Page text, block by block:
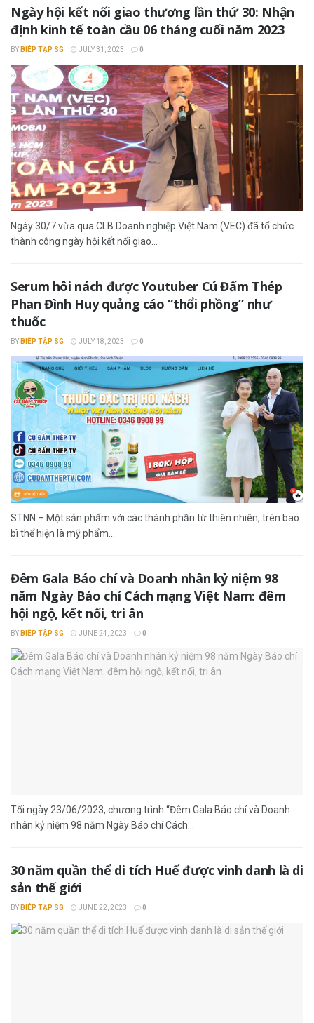
Ngày hội kết nối giao thương lần thứ 30: Nhận
định kinh tế toàn cầu 06 tháng cuối năm 2023
BY BIÊP TẬP SG JULY 31, 2023 0
Ngày 30/7 vừa qua CLB Doanh nghiệp Việt Nam (VEC) đã tổ chức
thành công ngày hội kết nối giao...
Serum hôi nách được Youtuber Cú Đấm Thép
Phan Đình Huy quảng cáo “thổi phồng” như
thuốc
BY BIÊP TẬP SG JULY 18, 2023 0
STNN – Một sản phẩm với các thành phần từ thiên nhiên, trên bao
bì thể hiện là mỹ phẩm...
Đêm Gala Báo chí và Doanh nhân kỷ niệm 98
năm Ngày Báo chí Cách mạng Việt Nam: đêm
hội ngộ, kết nối, tri ân
BY BIÊP TẬP SG JUNE 24, 2023 0
Tối ngày 23/06/2023, chương trình “Đêm Gala Báo chí và Doanh
nhân kỷ niệm 98 năm Ngày Báo chí Cách...
30 năm quần thể di tích Huế được vinh danh là di
sản thế giới
BY BIÊP TẬP SG JUNE 22, 2023 0